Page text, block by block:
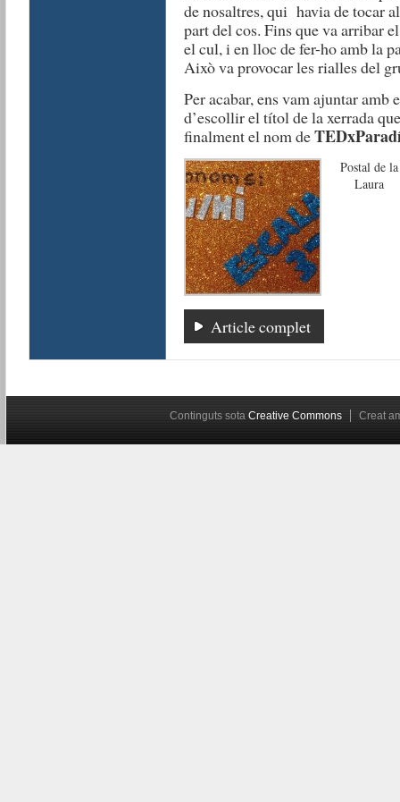
de nosaltres, qui havia de tocar
part del cos. Fins que va arribar
el cul, i en lloc de fer-ho amb la
Això va provocar les rialles del
Per acabar, ens vam ajuntar amb
d’escollir el títol de la xerrada
finalment el nom de
Postal de la
Laura
Article complet
Continguts sota Creative Commons Creat